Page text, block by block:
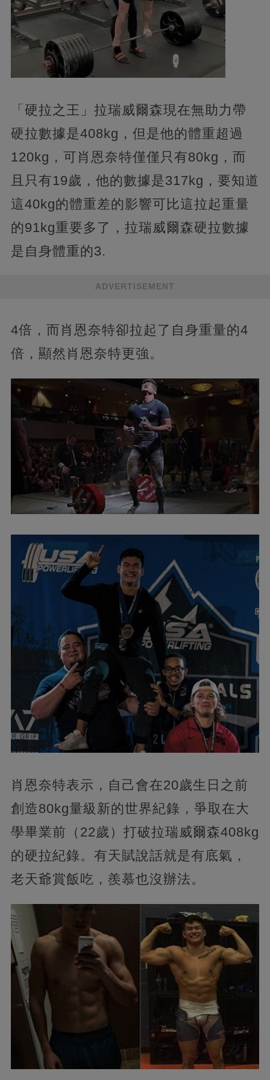
「硬拉之王」拉瑞威爾森現在無助力帶
硬拉數據是408kg，但是他的體重超過
120kg，可肖恩奈特僅僅只有80kg，而
且只有19歲，他的數據是317kg，要知道
這40kg的體重差的影響可比這拉起重量
的91kg重要多了，拉瑞威爾森硬拉數據
是自身體重的3.
ADVERTISEMENT
4倍，而肖恩奈特卻拉起了自身重量的4
倍，顯然肖恩奈特更強。
肖恩奈特表示，自己會在20歲生日之前
創造80kg量級新的世界紀錄，爭取在大
學畢業前（22歲）打破拉瑞威爾森408kg
的硬拉紀錄。有天賦說話就是有底氣，
老天爺賞飯吃，羨慕也沒辦法。